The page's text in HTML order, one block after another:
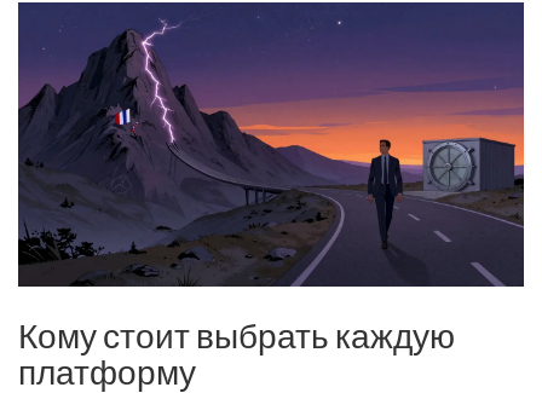
Кому стоит выбрать каждую
платформу